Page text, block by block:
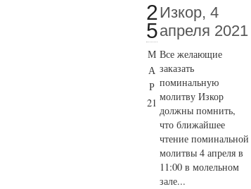
2
5
М
А
Р
21
Изкор, 4
апреля 2021
Все желающие
заказать
поминальную
молитву Изкор
должны помнить,
что ближайшее
чтение поминальной
молитвы 4 апреля в
11:00 в молельном
зале...